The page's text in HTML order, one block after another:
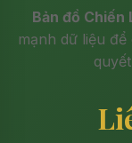
Bản đồ Chiến
mạnh dữ liệu